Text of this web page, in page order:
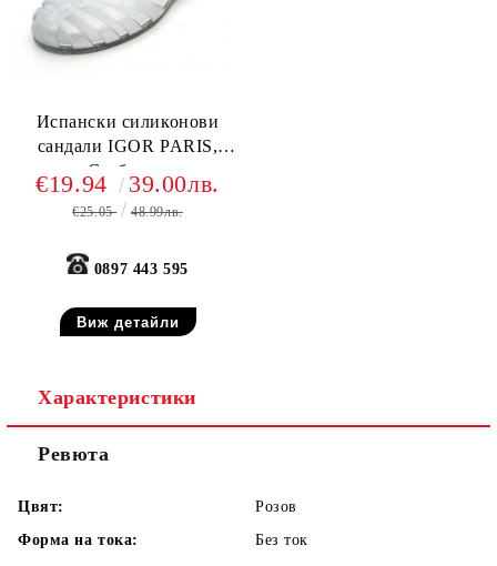
Испански силиконови
сандали IGOR PARIS,
Сребърни
€19.94 39.00лв.
€25.05 48.99лв.
0897 443 595
Виж детайли
Характеристики
Ревюта
Цвят:
Розов
Форма на тока:
Без ток